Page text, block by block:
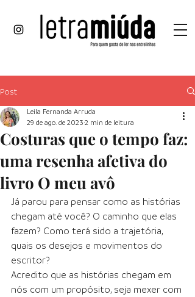
Post
Costuras que o tempo faz:
uma resenha afetiva do
livro O meu avô
Leila Fernanda Arruda
29 de ago. de 2023 2 min de leitura
Já parou para pensar como as histórias
chegam até você? O caminho que elas
fazem? Como terá sido a trajetória,
quais os desejos e movimentos do
escritor?
Acredito que as histórias chegam em
nós com um propósito, seja mexer com